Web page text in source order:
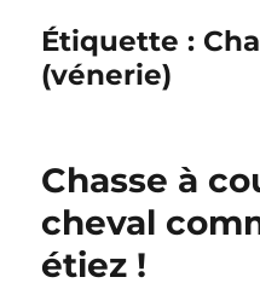
Étiquette :
(vénerie)
Chasse à
cheval
étiez !